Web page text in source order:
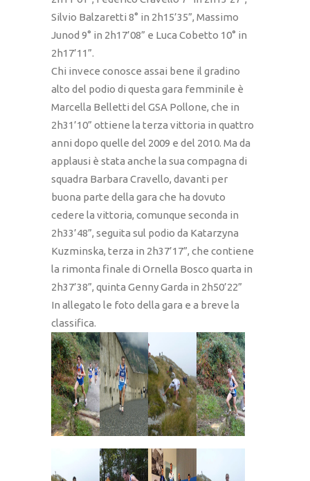
Silvio Balzaretti 8° in 2h15’35”, Massimo
Junod 9° in 2h17’08” e Luca Cobetto 10° in
2h17’11”.
Chi invece conosce assai bene il gradino
alto del podio di questa gara femminile è
Marcella Belletti del GSA Pollone, che in
2h31’10” ottiene la terza vittoria in quattro
anni dopo quelle del 2009 e del 2010. Ma da
applausi è stata anche la sua compagna di
squadra Barbara Cravello, davanti per
buona parte della gara che ha dovuto
cedere la vittoria, comunque seconda in
2h33’48”, seguita sul podio da Katarzyna
Kuzminska, terza in 2h37’17”, che contiene
la rimonta finale di Ornella Bosco quarta in
2h37’38”, quinta Genny Garda in 2h50’22”
In allegato le foto della gara e a breve la
classifica.